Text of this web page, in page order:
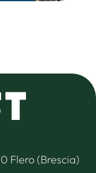
Flero (Brescia)